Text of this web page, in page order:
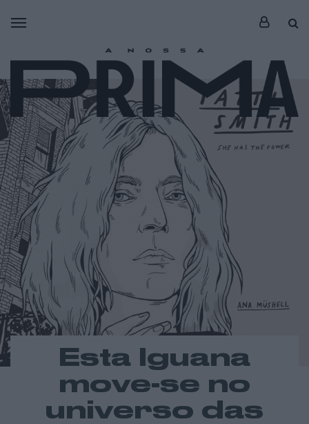
Esta Iguana
move-se no
universo das